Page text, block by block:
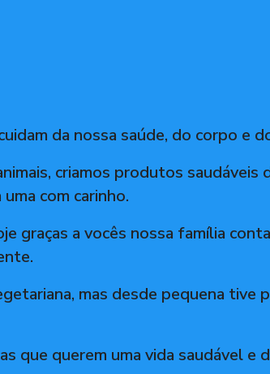
da nossa saúde, do corpo e
criamos produtos saudáveis
com carinho.
graças a vocês nossa família
mas desde pequena tive
que querem uma vida saudável e